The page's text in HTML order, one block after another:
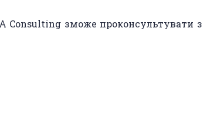
Consulting зможе проконсультувати з